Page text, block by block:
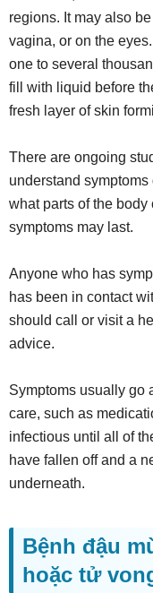
regions. It may also
vagina, or on the
one to several
fill with liquid before
fresh layer of skin
There are ongoing
understand
what parts of the
symptoms may last.
Anyone who has
has been in contact
should call or visit a
advice.
Symptoms usually go
care, such as
infectious until all of
have fallen off and a
underneath.
Bệnh đậu
hoặc tử